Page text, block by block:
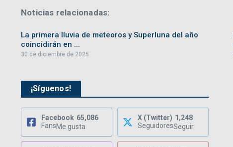
Noticias relacionadas:
La primera lluvia de meteoros y Superluna del año
coincidirán en ...
30 de diciembre de 2025
¡Síguenos!
Facebook 65,086
FansMe gusta
X (Twitter) 1,248
SeguidoresSeguir